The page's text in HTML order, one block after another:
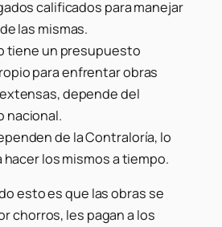
calificados para manejar
las mismas.
tiene un presupuesto
para enfrentar obras
depende del
nacional.
de la Contraloría, lo
los mismos a tiempo.
esto es que las obras se
chorros, les pagan a los